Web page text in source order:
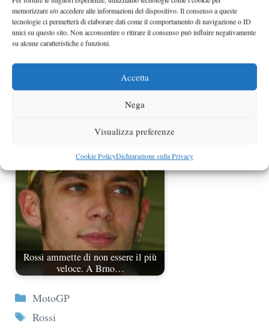
memorizzare e/o accedere alle informazioni del dispositivo. Il consenso a queste
tecnologie ci permetterà di elaborare dati come il comportamento di navigazione o ID
unici su questo sito. Non acconsentire o ritirare il consenso può influire negativamente
su alcune caratteristiche e funzioni.
Accetta
Nega
Visualizza preferenze
Cookie PolicyDichiarazione sulla Privacy
Le dichiarazioni di Iannone e
Rossi ammette di non essere il più
veloce. A Brno…
Categorie
MotoGP
Tag
Rossi